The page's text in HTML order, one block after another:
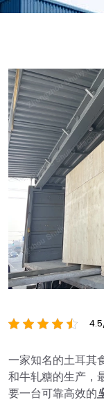
一家知名的土耳其
和牛轧糖的生产，
要一台可靠高效的